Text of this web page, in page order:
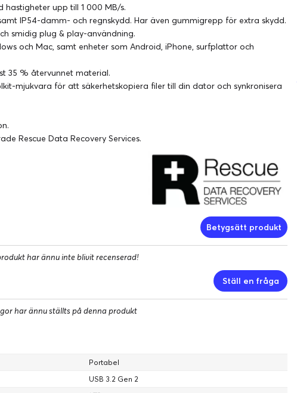
upp till 1 000 MB/s.
IP54-damm- och regnskydd. Har även gummigrepp för extra skydd.
smidig plug & play-användning.
och Mac, samt enheter som Android, iPhone, surfplattor och
35 % återvunnet material.
mjukvara för att säkerhetskopiera filer till din dator och synkronisera
Rescue Data Recovery Services.
Betygsätt produkt
har ännu inte blivit recenserad!
Ställ en fråga
har ännu ställts på denna produkt
Portabel
USB 3.2 Gen 2